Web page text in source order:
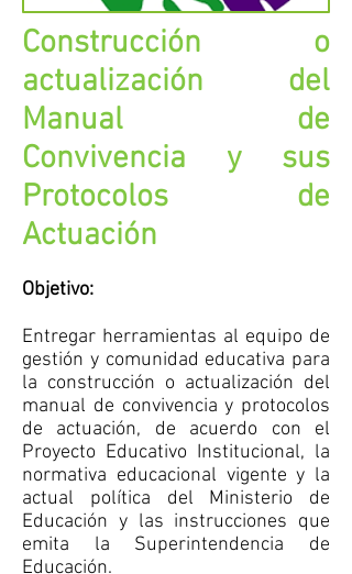
Construcción o
actualización del
Manual de
Convivencia y sus
Protocolos de
Actuación
Objetivo:
Entregar herramientas al equipo de
gestión y comunidad educativa para
la construcción o actualización del
manual de convivencia y protocolos
de actuación, de acuerdo con el
Proyecto Educativo Institucional, la
normativa educacional vigente y la
actual política del Ministerio de
Educación y las instrucciones que
emita la Superintendencia de
Educación.